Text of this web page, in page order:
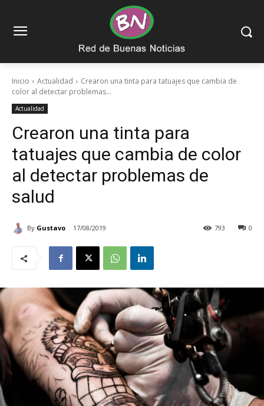
Inicio Actualidad
Crearon una tinta para tatuajes que cambia de
color al detectar problemas...
Actualidad
Crearon una tinta para
tatuajes que cambia de color
al detectar problemas de
salud
By Gustavo 17/08/2019 0
793